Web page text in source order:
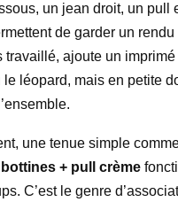
un jean droit, un pull
de garder un
travaillé, ajoute un
le léopard, mais en petite
une tenue simple
+ pull crème
C’est le genre